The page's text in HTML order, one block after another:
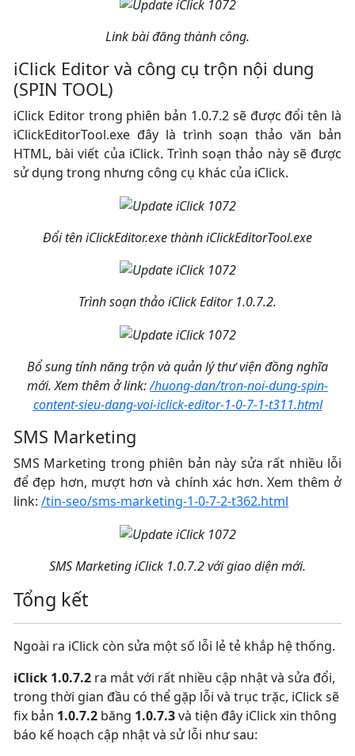
Link bài đăng thành công.
iClick Editor và công cụ trộn nội dung
(SPIN TOOL)
iClick Editor trong phiên bản 1.0.7.2 sẽ được đổi tên là
iClickEditorTool.exe đây là trình soạn thảo văn bản
HTML, bài viết của iClick. Trình soạn thảo này sẽ được
sử dụng trong nhưng công cụ khác của iClick.
Đổi tên iClickEditor.exe thành iClickEditorTool.exe
Trình soạn thảo iClick Editor 1.0.7.2.
Bổ sung tính năng trộn và quản lý thư viện đồng nghĩa
mới. Xem thêm ở link:/huong-dan/tron-noi-dung-spin-
content-sieu-dang-voi-iclick-editor-1-0-7-1-t311.html
SMS Marketing
SMS Marketing trong phiên bản này sửa rất nhiều lỗi
để đẹp hơn, mượt hơn và chính xác hơn. Xem thêm ở
link: /tin-seo/sms-marketing-1-0-7-2-t362.html
SMS Marketing iClick 1.0.7.2 với giao diện mới.
Tổng kết
Ngoài ra iClick còn sửa một số lỗi lẻ tẻ khắp hệ thống.
iClick 1.0.7.2 ra mắt với rất nhiều cập nhật và sửa đổi,
trong thời gian đầu có thể gặp lỗi và trục trặc, iClick sẽ
fix bản 1.0.7.2 băng 1.0.7.3và tiện đây iClick xin thông
báo kế hoạch cập nhật và sử lỗi như sau: